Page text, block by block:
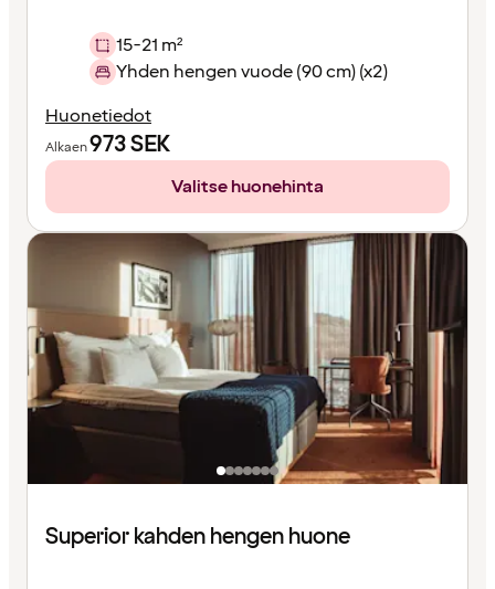
15-21 m²
Yhden hengen vuode (90 cm) (x2)
Huonetiedot
Alkaen973SEK
Valitse huonehinta
Superior kahden hengen huone